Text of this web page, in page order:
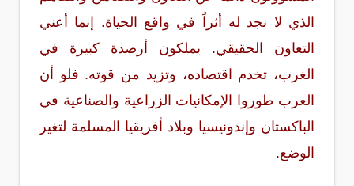
الذي لا نجد له أثراً في واقع الحياة. إنما أعني
التعاون الحقيقي. يملكون أرصدة كبيرة في
الغرب، تخدم اقتصاده، وتزيد من قوته. فلو أن
العرب طوروا الإمكانيات الزراعية والصناعية في
الباكستان وإندونيسيا وبلاد أفريقيا المسلمة لتغير
الوضع.